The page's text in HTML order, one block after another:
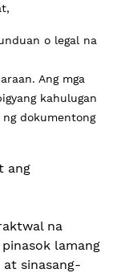
o legal na
Ang mga
kahulugan
ng dokumentong
ang
na
lamang
at sinasang-